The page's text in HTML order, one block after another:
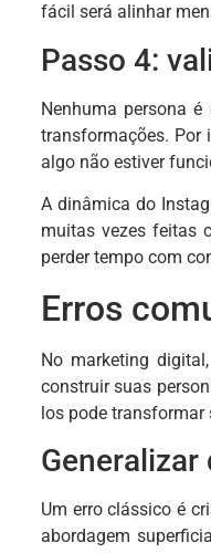
fácil será alinhar
Passo 4:
Nenhuma persona
transformações. Por
algo não estiver
A dinâmica do
muitas vezes feitas
perder tempo com
Erros
No marketing
construir suas
los pode transformar
Um erro clássico é
abordagem